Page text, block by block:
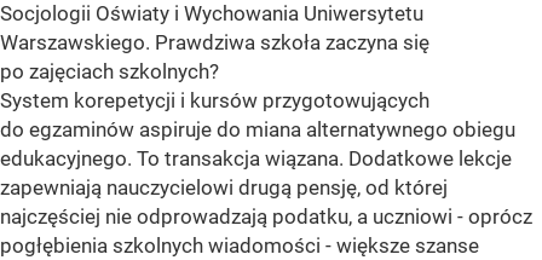
Socjologii Oświaty i Wychowania Uniwersytetu
Warszawskiego. Prawdziwa szkoła zaczyna się
po zajęciach szkolnych?
System korepetycji i kursów przygotowujących
do egzaminów aspiruje do miana alternatywnego obiegu
edukacyjnego. To transakcja wiązana. Dodatkowe lekcje
zapewniają nauczycielowi drugą pensję, od której
najczęściej nie odprowadzają podatku, a uczniowi - oprócz
pogłębienia szkolnych wiadomości - większe szanse